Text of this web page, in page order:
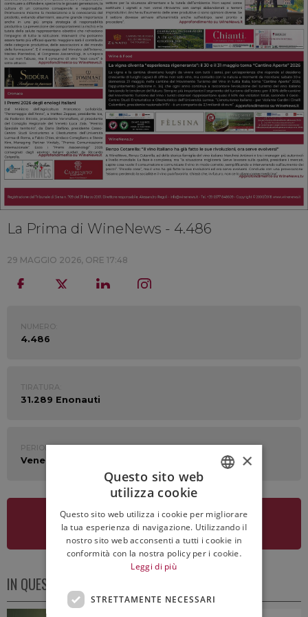
La Prima di WineNews - 4.486
29 MAGGIO 2026, ORE 17:48
NUMERO:
4.486
TIRATURA:
31.289 Enonauti
PERIODO:
Venerdì 29 Maggio 2026
VEDI LA NEWSLETTER
IN QUESTO NUMERO
ENGLISH
×
Questo sito web
utilizza cookie
Questo sito web utilizza i cookie per migliorare
la tua esperienza di navigazione. Utilizzando il
nostro sito web acconsenti a tutti i cookie in
conformità con la nostra policy per i cookie.
Leggi di più
STRETTAMENTE NECESSARI